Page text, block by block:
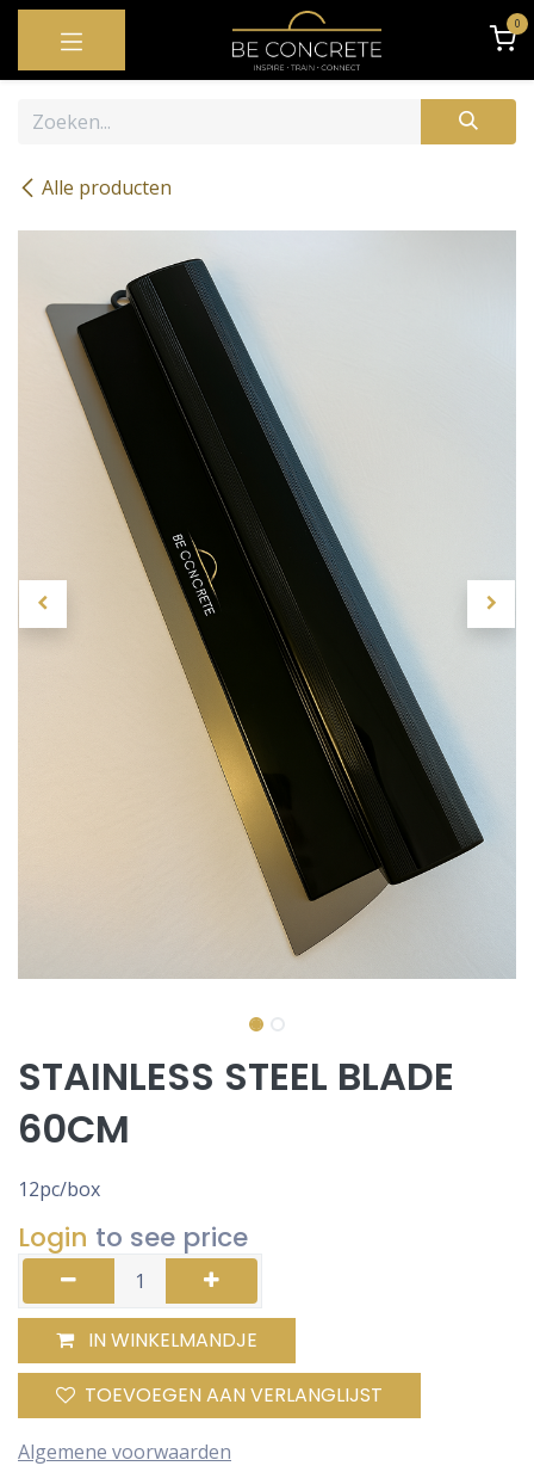
OVERSLAAN NAAR INHOUD 0
Alle producten
STAINLESS STEEL BLADE
60CM
12pc/box
Login to see price
IN WINKELMANDJE
TOEVOEGEN AAN VERLANGLIJST
Algemene voorwaarden